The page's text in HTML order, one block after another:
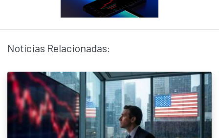
Notícias Relacionadas: